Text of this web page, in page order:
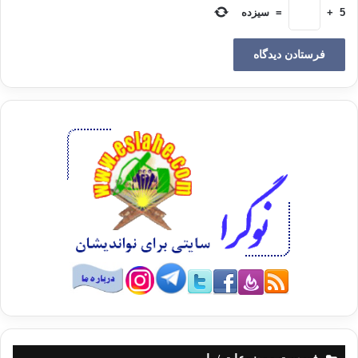
جامعه را بيشتر به سوي بي‌اعتمادي و دلزدگي سوق خواهد داد و در اين اثنا
احتمالاً نامأنوس و شايد طبيعي نيز دور از انتظار ن‌باشد.
اصل تساوي در آزادي‌ها به اين معناست كه « هر كس
حق دارد در يك جامعه نظام‌مند به همان اندازه‌اي كه ديگران از آزادي
آن آزادي برخوردار باشد. » همچنين ساختار اساسي بايد تا حد امكان وضعيت
جمله محروم‌ترين ايشان ) را بهبود بخشد. واضح است كه “رالز” تساوي در
آزادي را يكي از اصول اوليه عدالت قلمداد كرده‌است و با نكاتي كه از نظر
5
+
= سیزده